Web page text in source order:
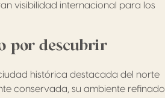
visibilidad internacional para los
por descubrir
histórica destacada del norte
conservada, su ambiente refinado